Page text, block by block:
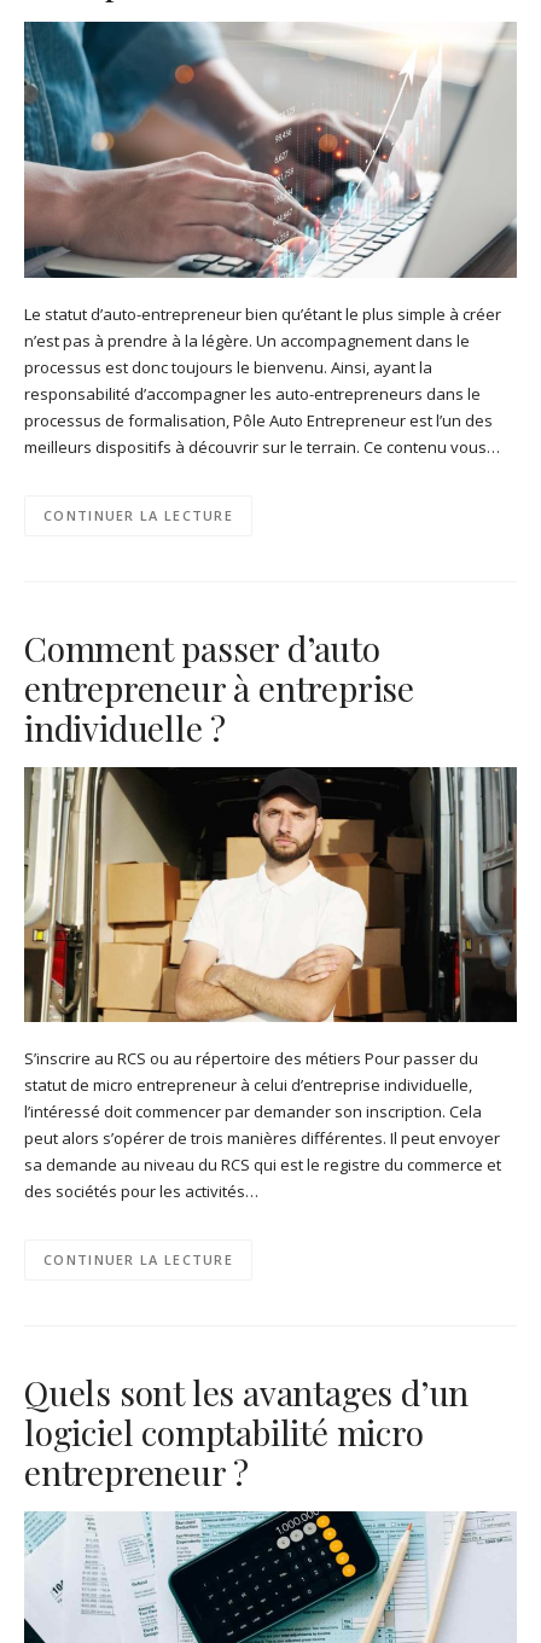
Le statut d’auto-entrepreneur bien qu’étant le plus simple à créer
n’est pas à prendre à la légère. Un accompagnement dans le
processus est donc toujours le bienvenu. Ainsi, ayant la
responsabilité d’accompagner les auto-entrepreneurs dans le
processus de formalisation, Pôle Auto Entrepreneur est l’un des
meilleurs dispositifs à découvrir sur le terrain. Ce contenu vous…
CONTINUER LA LECTURE
Comment passer d’auto
entrepreneur à entreprise
individuelle ?
S’inscrire au RCS ou au répertoire des métiers Pour passer du
statut de micro entrepreneur à celui d’entreprise individuelle,
l’intéressé doit commencer par demander son inscription. Cela
peut alors s’opérer de trois manières différentes. Il peut envoyer
sa demande au niveau du RCS qui est le registre du commerce et
des sociétés pour les activités…
CONTINUER LA LECTURE
Quels sont les avantages d’un
logiciel comptabilité micro
entrepreneur ?